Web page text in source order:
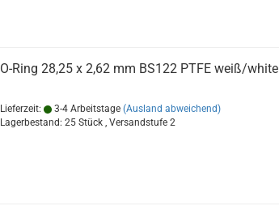
O-Ring 28,25 x 2,62 mm BS122 PTFE weiß/white
Lieferzeit: 3-4 Arbeitstage (Ausland abweichend)
Lagerbestand: 25 Stück , Versandstufe 2